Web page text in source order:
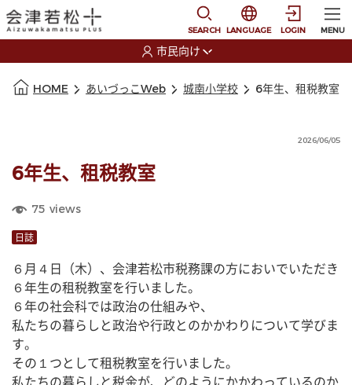
SEARCH
選択すると言語の切
LANGUAGE LOGIN MENU
市民向け
HOME あいづっこWeb 城南小学校 6年生、租税教室
2026/06/05
6年生、租税教室
75 views
日誌
６月４日（木）、会津若松市税務課の方においでいただき
６年生の租税教室を行いました。
６年の社会科では政治の仕組みや、
私たちの暮らしと政治や行政とのかかわりについて学びま
す。
その１つとして租税教室を行いました。